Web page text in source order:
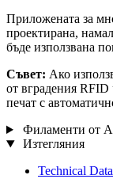
Приложената за
проектирана,
бъде използвана
Съвет: Ако
от вградения
печат с
Филаменти от
Изтегляния
Technical